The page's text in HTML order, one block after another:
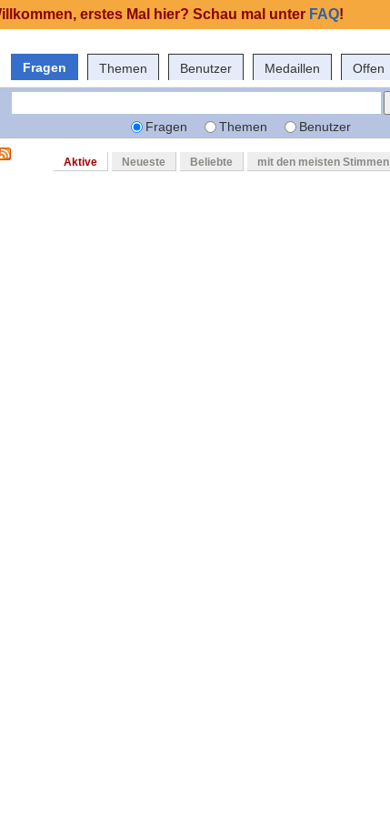
Fragen Themen Benutzer Medaillen Offen
Fragen Themen Benutzer
Aktive Neueste Beliebte mit den meisten Stimmen
erstes Mal hier? Schau mal unter FAQ!